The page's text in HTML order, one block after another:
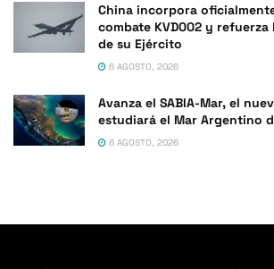
China incorpora
combate KVD002 y refuerza
de su Ejército
6 AGOSTO, 2026
Avanza el SABIA-Mar, el
estudiará el Mar Argentino
6 AGOSTO, 2026